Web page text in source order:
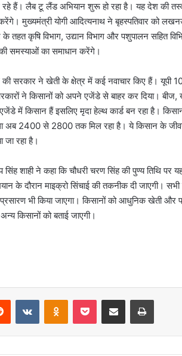
हैं। लैब टू लैंड अभियान शुरू हो रहा है। यह देश की
मुख्यमंत्री योगी आदित्यनाथ ने बृहस्पतिवार को
कृषि विभाग, उद्यान विभाग और पशुपालन सहित
समस्याओं का समाधान करेंगे।
सरकार ने खेती के क्षेत्र में कई नवाचार किए हैं। यूपी
ने किसानों को अपने एजेंडे से बाहर कर दिया। बीज,
में किसान हैं इसलिए मृदा हेल्थ कार्ड बन रहा है।
अब 2400 से 2800 तक मिल रहा है। ये किसान के
जा रहा है।
शाही ने कहा कि चौधरी चरण सिंह की पुण्य तिथि पर
के दौरान माइक्रो सिंचाई की तकनीक दी जाएगी।
भी किया जाएगा। किसानों को आधुनिक खेती और
किसानों को बताई जाएगी।